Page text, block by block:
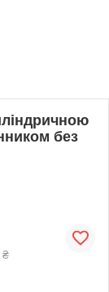
без
₴